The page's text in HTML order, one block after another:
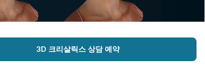
3D 크리살릭스 상담 예약